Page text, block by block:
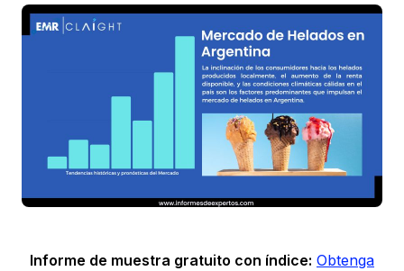
Informe de muestra gratuito con índice: Obtenga